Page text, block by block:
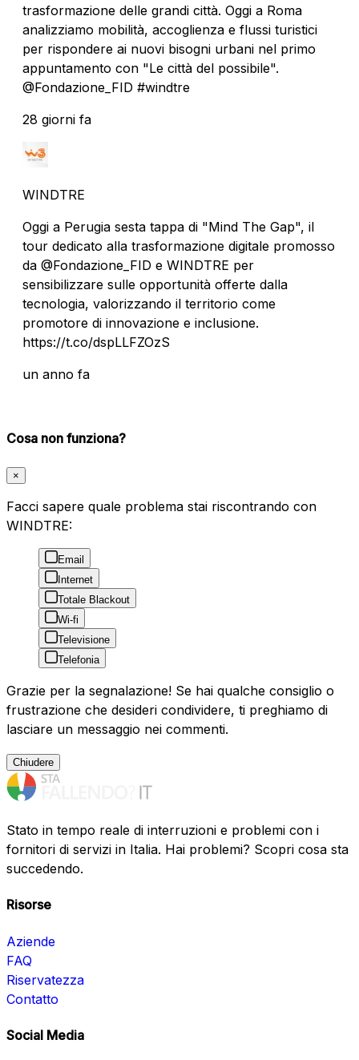
trasformazione delle grandi città. Oggi a Roma
analizziamo mobilità, accoglienza e flussi turistici
per rispondere ai nuovi bisogni urbani nel primo
appuntamento con "Le città del possibile".
@Fondazione_FID #windtre
28 giorni fa
WINDTRE
Oggi a Perugia sesta tappa di "Mind The Gap", il
tour dedicato alla trasformazione digitale promosso
da @Fondazione_FID e WINDTRE per
sensibilizzare sulle opportunità offerte dalla
tecnologia, valorizzando il territorio come
promotore di innovazione e inclusione.
https://t.co/dspLLFZOzS
un anno fa
Cosa non funziona?
×
Facci sapere quale problema stai riscontrando con
WINDTRE:
Email
Internet
Totale Blackout
Wi-fi
Televisione
Telefonia
Grazie per la segnalazione! Se hai qualche consiglio o
frustrazione che desideri condividere, ti preghiamo di
lasciare un messaggio nei commenti.
Chiudere
Stato in tempo reale di interruzioni e problemi con i
fornitori di servizi in Italia. Hai problemi? Scopri cosa sta
succedendo.
Risorse
Aziende
FAQ
Riservatezza
Contatto
Social Media